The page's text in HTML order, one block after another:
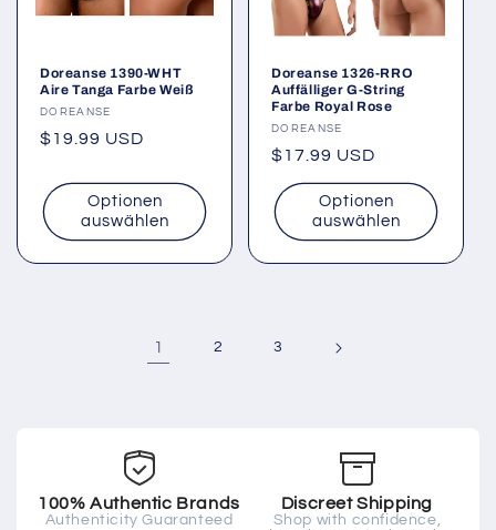
Doreanse 1390-WHT
Aire Tanga Farbe Weiß
Anbieter:
DOREANSE
Normaler
$19.99 USD
Optionen
auswählen
Doreanse 1326-RRO
Auffälliger G-String
Farbe Royal Rose
Anbieter:
DOREANSE
Normaler
Preis
$17.99 USD
Optionen
auswählen
1 2 3
100% Authentic Brands
Authenticity Guaranteed
Discreet Shipping
Shop with confidence,